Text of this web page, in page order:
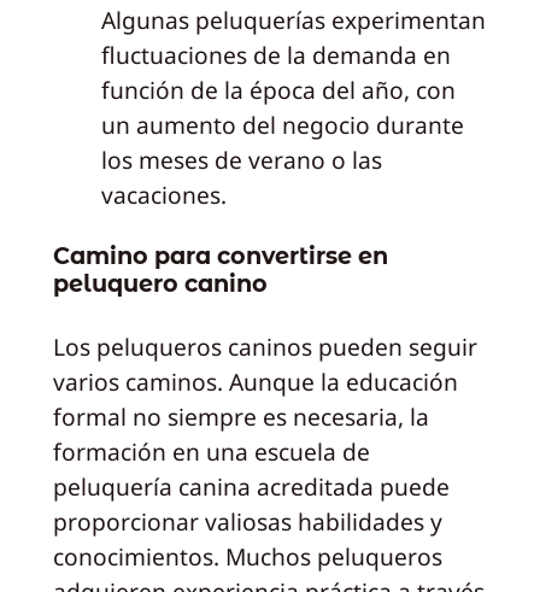
Algunas peluquerías experimentan
fluctuaciones de la demanda en
función de la época del año, con
un aumento del negocio durante
los meses de verano o las
vacaciones.
Camino para convertirse en
peluquero canino
Los peluqueros caninos pueden seguir
varios caminos. Aunque la educación
formal no siempre es necesaria, la
formación en una escuela de
peluquería canina acreditada puede
proporcionar valiosas habilidades y
conocimientos. Muchos peluqueros